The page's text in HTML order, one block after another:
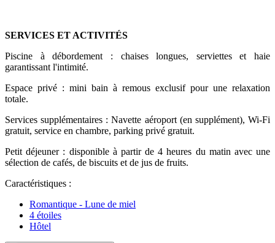
SERVICES ET ACTIVITÉS
Piscine à débordement : chaises longues, serviettes et haie
garantissant l'intimité.
Espace privé : mini bain à remous exclusif pour une relaxation
totale.
Services supplémentaires : Navette aéroport (en supplément), Wi-Fi
gratuit, service en chambre, parking privé gratuit.
Petit déjeuner : disponible à partir de 4 heures du matin avec une
sélection de cafés, de biscuits et de jus de fruits.
Caractéristiques :
Romantique - Lune de miel
4 étoiles
Hôtel